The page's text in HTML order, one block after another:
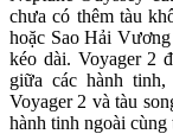
chưa có thêm tàu
hoặc Sao Hải
kéo dài. Voyager 2
giữa các hành
Voyager 2 và tàu
hành tinh ngoài